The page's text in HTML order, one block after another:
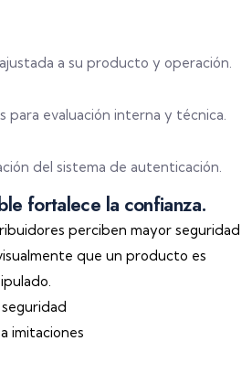
a su producto y operación.
para evaluación interna y técnica.
del sistema de autenticación.
fortalece la confianza.
perciben mayor seguridad
que un producto es
imitaciones